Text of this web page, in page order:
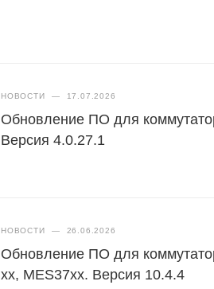
НОВОСТИ — 17.07.2026
Обновление ПО для
Версия 4.0.27.1
НОВОСТИ — 26.06.2026
Обновление ПО для
xx, MES37хх. Версия 10.4.4